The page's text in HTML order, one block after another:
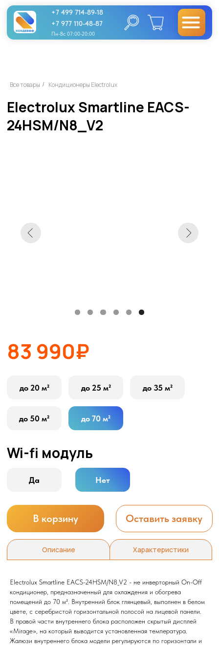
+7 499 714-89-18
+7 977 110-48-87
Пн-Вс 07:00-20:00
Все товары / Кондиционеры Electrolux
Характеристики
Описание
24HSM/N8_V2
Да Нет
Electrolux Smartline EACS-24HSM/N8_V2 - не инверторный On-Off
кондиционер, предназначенный для охлаждения и обогрева
помещений до 70 м². Внутренний блок глянцевый, выполнен в белом
цвете, с серебристой горизонтальной полосой на лицевой панели.
В правой части внутреннего блока расположен скрытый дисплей
«Mirage», на который выводится установленная температура.
Жалюзи внутреннего блока модели регулируются по горизонтали и